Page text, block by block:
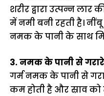
शरीर द्वारा उत्पन्न लार
में नमी बनी रहती है।
नमक के पानी के साथ
3. नमक के पानी से
गर्म नमक के पानी से
कम होती है और स्राव